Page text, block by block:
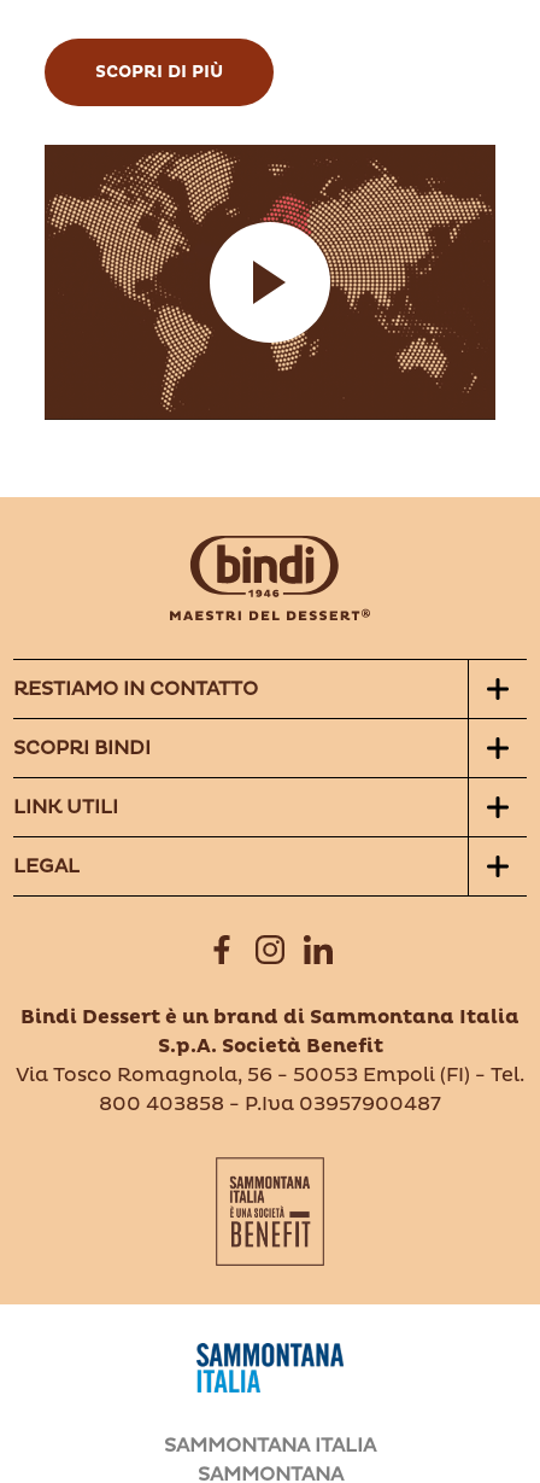
SCOPRI DI PIÙ
RESTIAMO IN CONTATTO
SCOPRI BINDI
LINK UTILI
LEGAL
Bindi Dessert è un brand di Sammontana Italia
S.p.A. Società Benefit
Via Tosco Romagnola, 56 - 50053 Empoli (FI) - Tel.
800 403858 - P.Iva 03957900487
SAMMONTANA ITALIA
SAMMONTANA